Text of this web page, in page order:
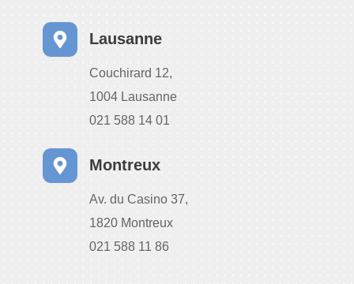
Lausanne
Couchirard 12,
1004 Lausanne
021 588 14 01
Montreux
Av. du Casino 37,
1820 Montreux
021 588 11 86